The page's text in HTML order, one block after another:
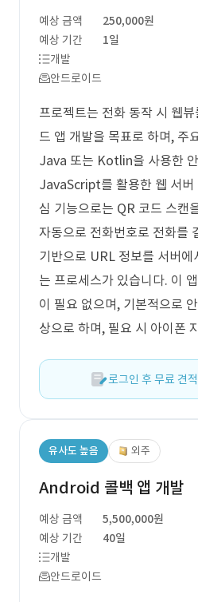
예상 금액
250,000원
예상 기간
1일
개발
안드로이드
프로젝트는 전화 동작 시 웹뷰
드 앱 개발을 목표로 하며, 주
Java 또는 Kotlin을 사용한
JavaScript를 활용한 웹 서버
심 기능으로는 QR 코드 스캔
자동으로 전화번호로 전화를
기반으로 URL 정보를 서버에
는 프로세스가 있습니다. 이
이 필요 없으며, 기본적으로
상으로 하며, 필요 시 아이폰
로그인 후 무료 견
유사도 높음 외주
Android 콜백 앱 개발
예상 금액
5,500,000원
예상 기간
40일
개발
안드로이드